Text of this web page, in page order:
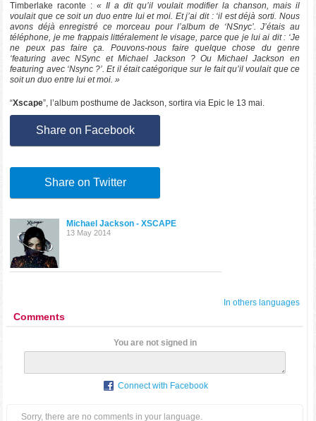
Timberlake raconte :« Il a dit qu’il voulait modifier la chanson, mais il
voulait que ce soit un duo entre lui et moi. Et j’ai dit : ‘il est déjà sorti. Nous
avons déjà enregistré ce morceau pour l’album de ‘NSnyc’. J’étais au
téléphone, je me frappais littéralement le visage, parce que je lui ai dit : ‘Je
ne peux pas faire ça. Pouvons-nous faire quelque chose du genre
‘featuring avec NSync et Michael Jackson ? Ou Michael Jackson en
featuring avec ‘Nsync ?’. Et il était catégorique sur le fait qu’il voulait que ce
soit un duo entre lui et moi. »
“Xscape”, l’album posthume de Jackson, sortira via Epic le 13 mai.
Share on Facebook
Share on Twitter
Michael Jackson - XSCAPE
13 May 2014
In others languages
Comments
You are not signed in
Connect with Facebook
Sorry, there are no comments in your language.